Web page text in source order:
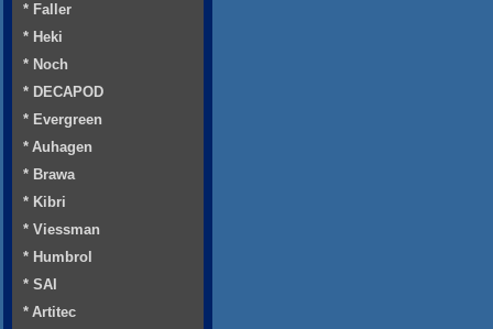
* Faller
* Heki
* Noch
* DECAPOD
* Evergreen
* Auhagen
* Brawa
* Kibri
* Viessman
* Humbrol
* SAI
* Artitec